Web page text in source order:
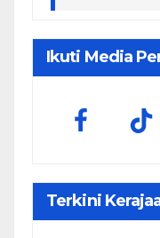
Ikuti Media
Terkini